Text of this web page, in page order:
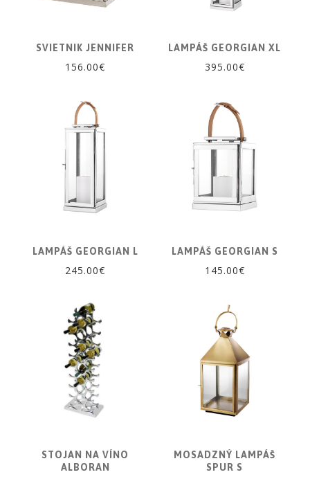
SVIETNIK JENNIFER
156.00€
LAMPÁŠ GEORGIAN XL
395.00€
LAMPÁŠ GEORGIAN L
245.00€
LAMPÁŠ GEORGIAN S
145.00€
STOJAN NA VÍNO
ALBORAN
MOSADZNÝ LAMPÁŠ
SPUR S